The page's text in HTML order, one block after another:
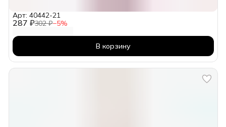
287 ₽302 ₽−5%
Арт: 40442-21
В корзину